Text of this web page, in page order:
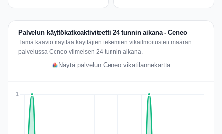
Palvelun käyttökatkoaktiviteetti 24 tunnin aikana - Ceneo
Tämä kaavio näyttää käyttäjien tekemien vikailmoitusten määrän
palvelussa Ceneo viimeisen 24 tunnin aikana.
Näytä palvelun Ceneo vikatilannekartta